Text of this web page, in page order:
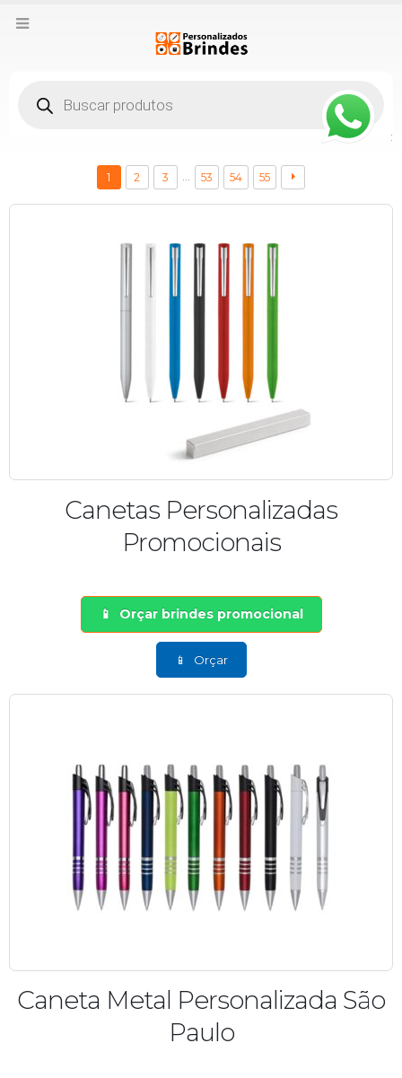
produtos
:
1 2 3 … 53 54 55
Canetas Personalizadas
Promocionais
Orçar brindes promocional
Orçar
Caneta Metal Personalizada São
Paulo